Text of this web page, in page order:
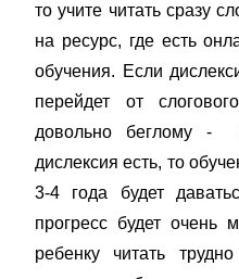
то учите читать сразу
на ресурс, где есть
обучения. Если
перейдет от
довольно беглому -
дислексия есть, то
3-4 года будет
прогресс будет очень
ребенку читать